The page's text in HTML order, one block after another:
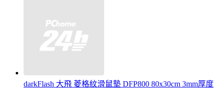
darkFlash 大飛 菱格紋滑鼠墊 DFP800 80x30cm 3mm厚度